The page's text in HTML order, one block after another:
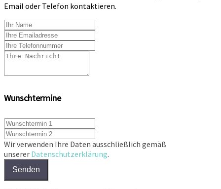
Email oder Telefon kontaktieren.
Wunschtermine
Wir verwenden Ihre Daten ausschließlich gemäß
unserer Datenschutzerklärung.
Senden